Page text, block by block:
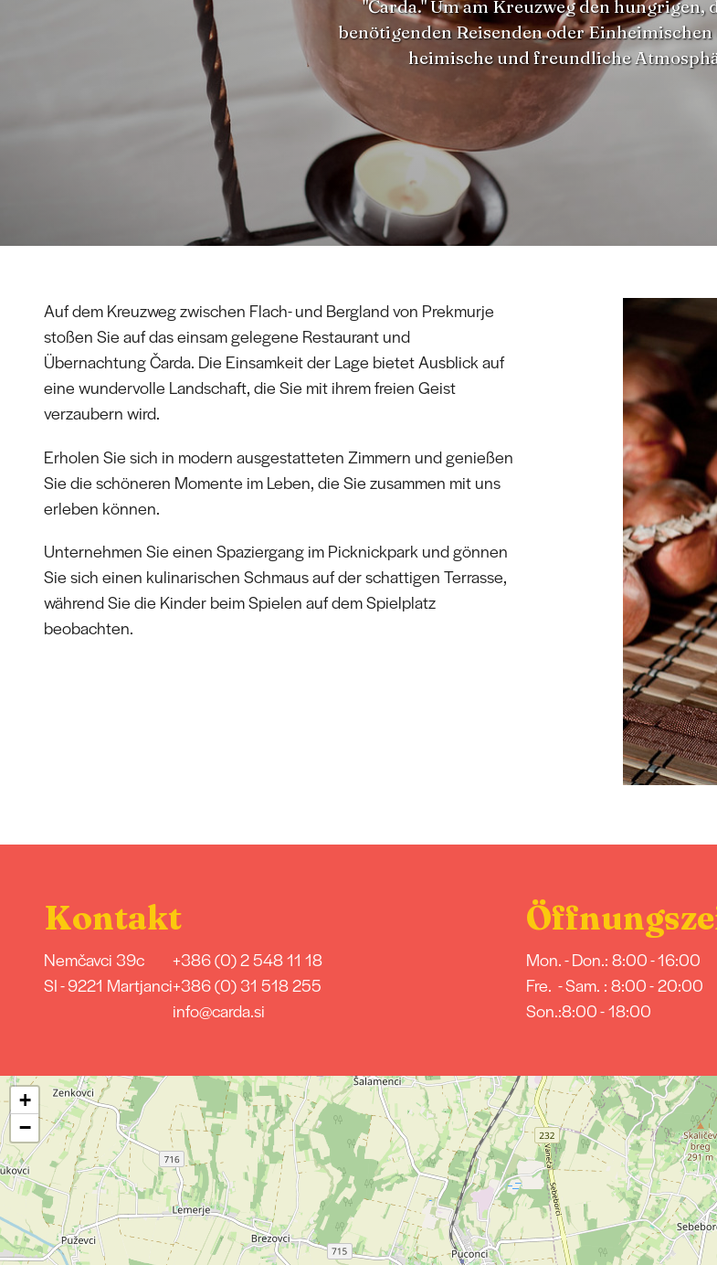
"Čarda." Um am Kreuzweg den hungrigen,
benötigenden Reisenden oder
heimische und freundliche
Auf dem Kreuzweg zwischen Flach- und Bergland von Prekmurje
stoßen Sie auf das einsam gelegene Restaurant und
Übernachtung Čarda. Die Einsamkeit der Lage bietet Ausblick auf
eine wundervolle Landschaft, die Sie mit ihrem freien Geist
verzaubern wird.
Erholen Sie sich in modern ausgestatteten Zimmern und genießen
Sie die schöneren Momente im Leben, die Sie zusammen mit uns
erleben können.
Unternehmen Sie einen Spaziergang im Picknickpark und gönnen
Sie sich einen kulinarischen Schmaus auf der schattigen Terrasse,
während Sie die Kinder beim Spielen auf dem Spielplatz
beobachten.
Kontakt
Nemčavci 39c
SI - 9221 Martjanci
+386 (0) 2 548 11 18
+386 (0) 31 518 255
info@carda.si
Mon. - Don.: 8:00 - 16:00
Fre. - Sam. : 8:00 - 20:00
Son.:8:00 - 18:00
+
−